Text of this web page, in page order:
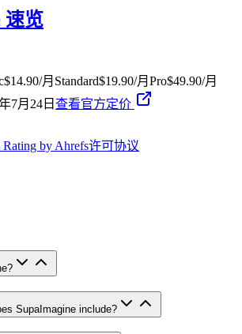
速览
$14.90/月 Standard$19.90/月 Pro$49.90/月
7月24日 查看官方定价
by Ahrefs许可协议
SupaImagine include?